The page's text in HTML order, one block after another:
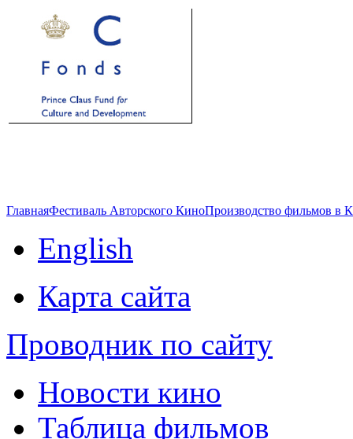
ГлавнаяФестиваль Авторского КиноПроизводство фильмов в
English
Карта сайта
Проводник по сайту
Новости кино
Таблица фильмов